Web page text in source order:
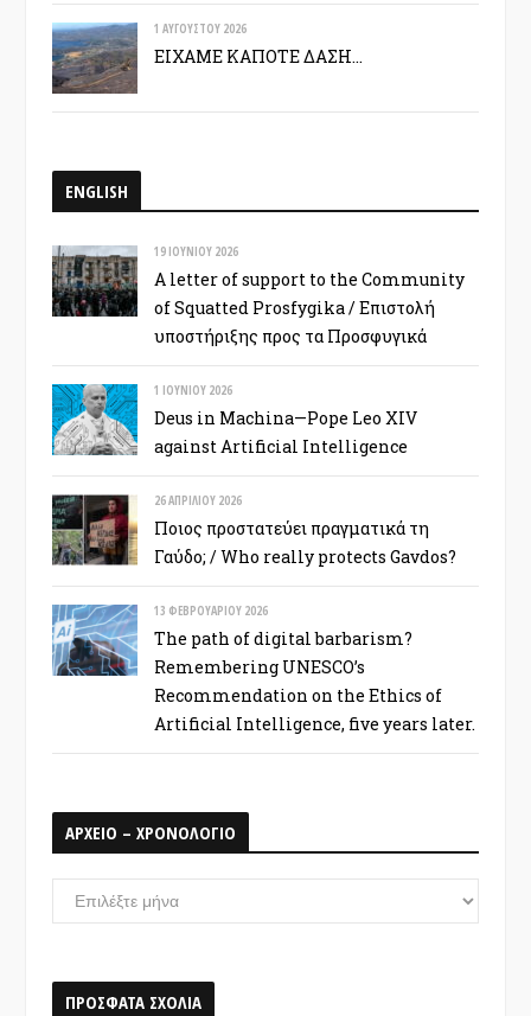
1 ΑΥΓΟΎΣΤΟΥ 2026
ΕΙΧΑΜΕ ΚΑΠΟΤΕ ΔΑΣΗ…
ENGLISH
19 ΙΟΥΝΊΟΥ 2026
A letter of support to the Community
of Squatted Prosfygika / Επιστολή
υποστήριξης προς τα Προσφυγικά
1 ΙΟΥΝΊΟΥ 2026
Deus in Machina—Pope Leo XIV
against Artificial Intelligence
26 ΑΠΡΙΛΊΟΥ 2026
Ποιος προστατεύει πραγματικά τη
Γαύδο; / Who really protects Gavdos?
13 ΦΕΒΡΟΥΑΡΊΟΥ 2026
The path of digital barbarism?
Remembering UNESCO’s
Recommendation on the Ethics of
Artificial Intelligence, five years later.
ΑΡΧΕΙΟ – ΧΡΟΝΟΛΟΓΙΟ
ΑΡΧΕΙΟ
–
ΠΡΟΣΦΑΤΑ ΣΧΟΛΙΑ